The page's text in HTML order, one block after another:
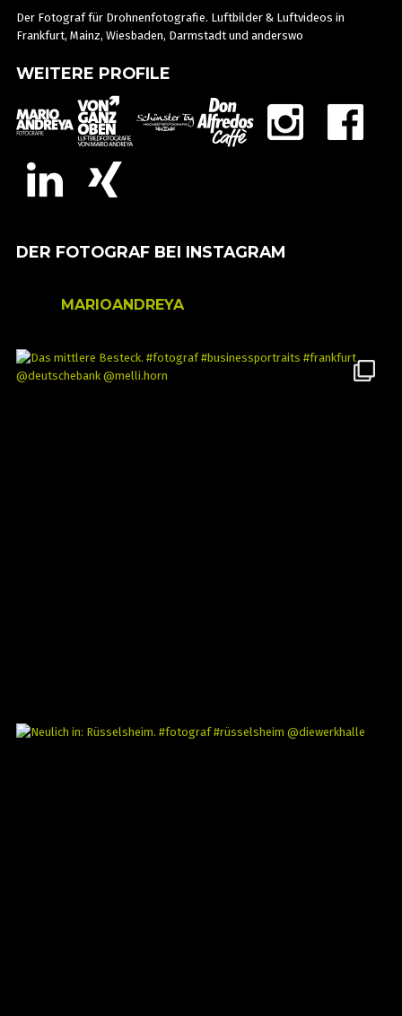
Der Fotograf für Drohnenfotografie. Luftbilder & Luftvideos in
Frankfurt, Mainz, Wiesbaden, Darmstadt und anderswo
WEITERE PROFILE
DER FOTOGRAF BEI INSTAGRAM
MARIOANDREYA